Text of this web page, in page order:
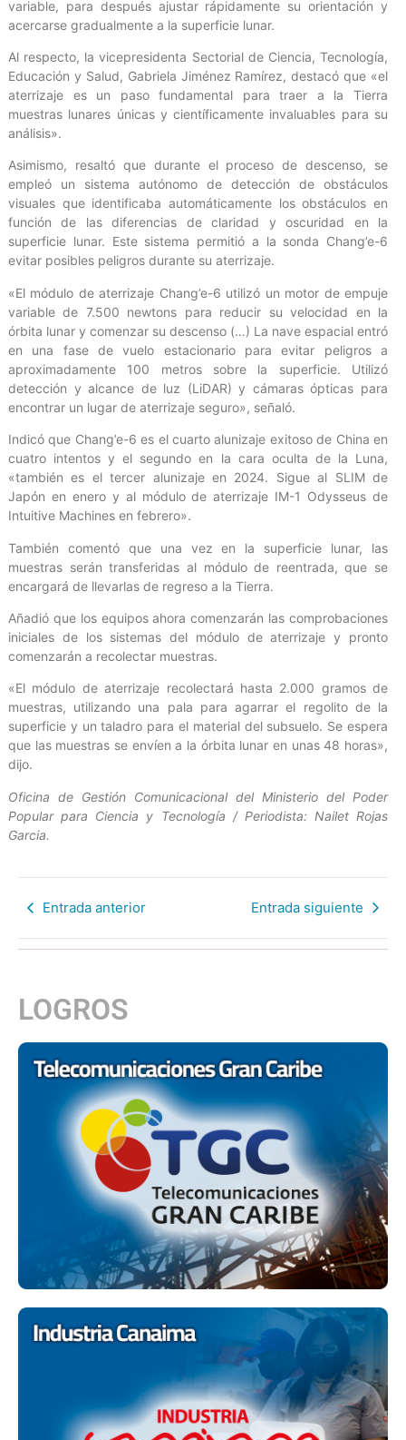
variable, para después ajustar rápidamente su orientación y
acercarse gradualmente a la superficie lunar.
Al respecto, la vicepresidenta Sectorial de Ciencia, Tecnología,
Educación y Salud, Gabriela Jiménez Ramírez, destacó que «el
aterrizaje es un paso fundamental para traer a la Tierra
muestras lunares únicas y científicamente invaluables para su
análisis».
Asimismo, resaltó que durante el proceso de descenso, se
empleó un sistema autónomo de detección de obstáculos
visuales que identificaba automáticamente los obstáculos en
función de las diferencias de claridad y oscuridad en la
superficie lunar. Este sistema permitió a la sonda Chang’e-6
evitar posibles peligros durante su aterrizaje.
«El módulo de aterrizaje Chang’e-6 utilizó un motor de empuje
variable de 7.500 newtons para reducir su velocidad en la
órbita lunar y comenzar su descenso (…) La nave espacial entró
en una fase de vuelo estacionario para evitar peligros a
aproximadamente 100 metros sobre la superficie. Utilizó
detección y alcance de luz (LiDAR) y cámaras ópticas para
encontrar un lugar de aterrizaje seguro», señaló.
Indicó que Chang’e-6 es el cuarto alunizaje exitoso de China en
cuatro intentos y el segundo en la cara oculta de la Luna,
«también es el tercer alunizaje en 2024. Sigue al SLIM de
Japón en enero y al módulo de aterrizaje IM-1 Odysseus de
Intuitive Machines en febrero».
También comentó que una vez en la superficie lunar, las
muestras serán transferidas al módulo de reentrada, que se
encargará de llevarlas de regreso a la Tierra.
Añadió que los equipos ahora comenzarán las comprobaciones
iniciales de los sistemas del módulo de aterrizaje y pronto
comenzarán a recolectar muestras.
«El módulo de aterrizaje recolectará hasta 2.000 gramos de
muestras, utilizando una pala para agarrar el regolito de la
superficie y un taladro para el material del subsuelo. Se espera
que las muestras se envíen a la órbita lunar en unas 48 horas»,
dijo.
Oficina de Gestión Comunicacional del Ministerio del Poder
Popular para Ciencia y Tecnología / Periodista: Nailet Rojas
Garcia.
Entrada anterior Entrada siguiente
LOGROS